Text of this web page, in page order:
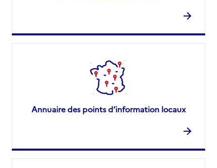
Annuaire des points d’information locaux